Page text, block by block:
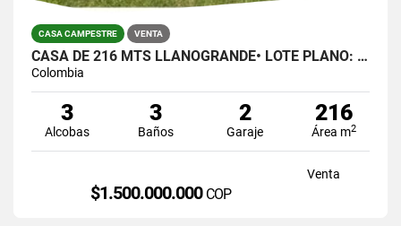
CASA CAMPESTRE VENTA
CASA DE 216 MTS LLANOGRANDE• LOTE PLANO: 823 MTS $1.500.000.00
Colombia
3
Alcobas
3
Baños
2
Garaje
216
Área m2
Venta
$1.500.000.000 COP